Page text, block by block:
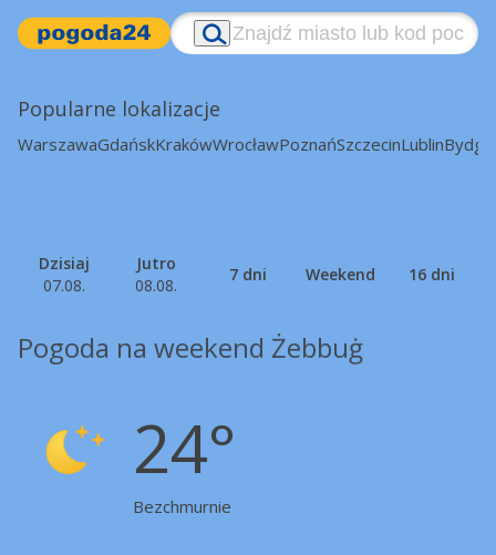
Popularne lokalizacje
WarszawaGdańskKrakówWrocławPoznańSzczecinLublin
Dzisiaj
07.08.
Jutro
08.08.
7 dni Weekend 16 dni
Pogoda na weekend Żebbuġ
24°
Bezchmurnie